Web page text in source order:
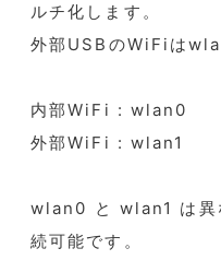
ルチ化します。
外部USBのWiFiは
内部WiFi : wlan0
外部WiFi : wlan1
wlan0 と wlan1 は異
続可能です。